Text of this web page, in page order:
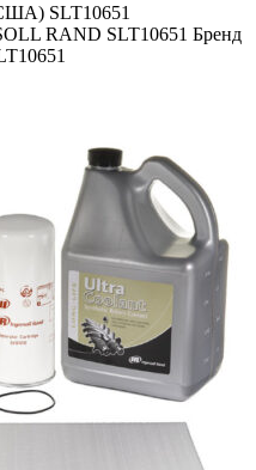
SLT10651
RAND SLT10651 Бренд